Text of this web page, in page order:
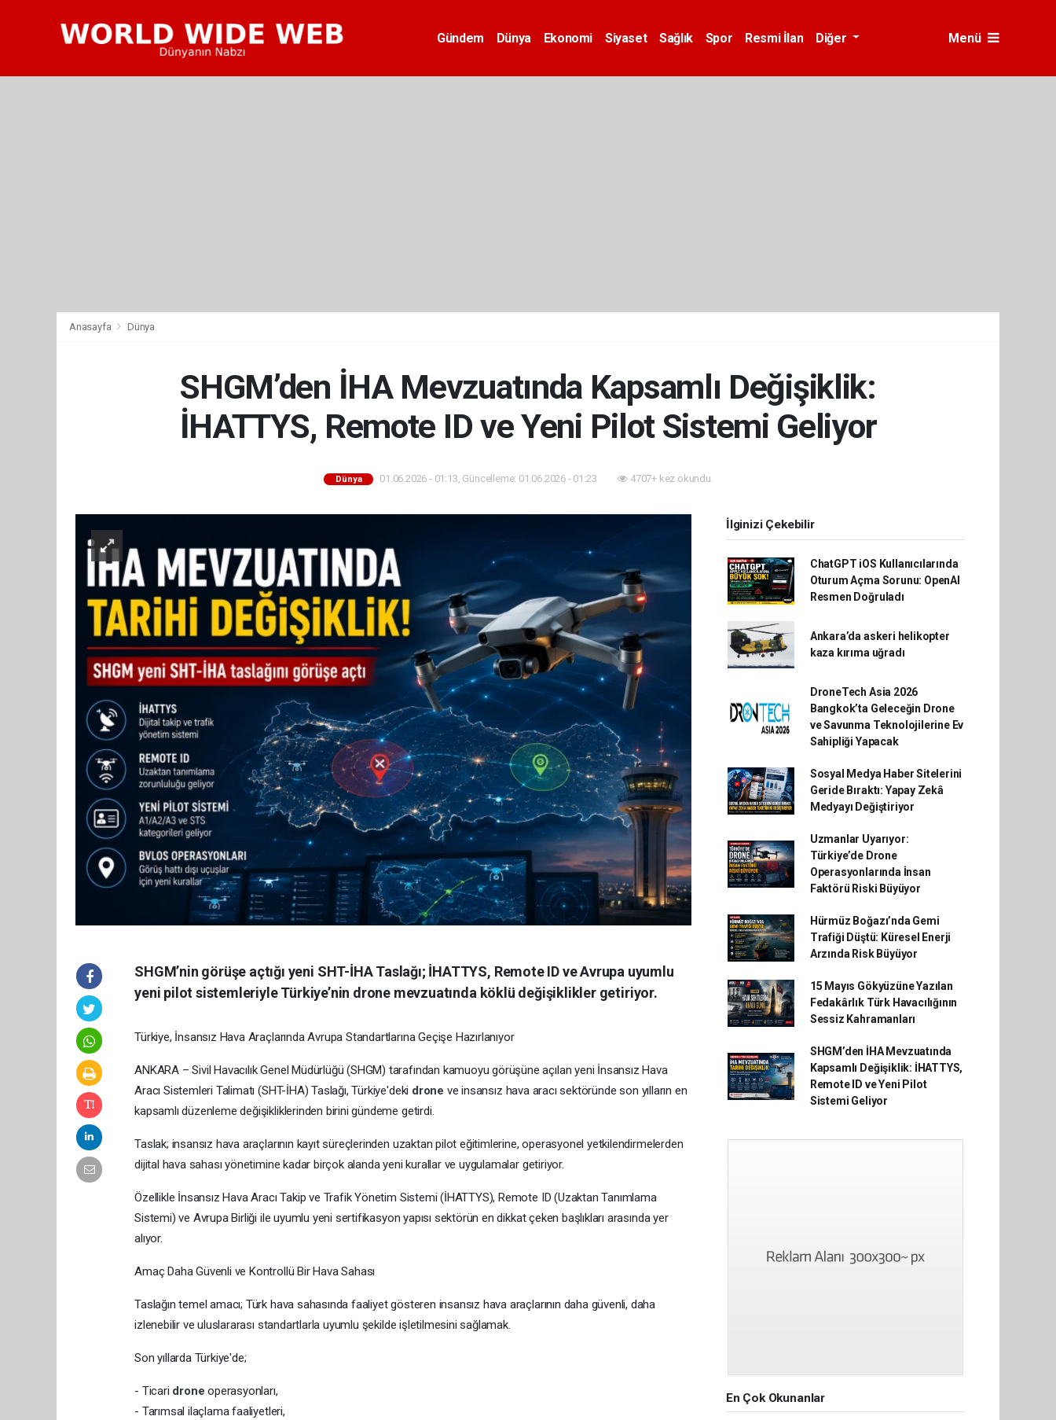
Gündem Dünya Ekonomi Siyaset Sağlık Spor Resmi İlan Diğer Menü
Anasayfa Dünya
SHGM’den İHA Mevzuatında Kapsamlı Değişiklik:
İHATTYS, Remote ID ve Yeni Pilot Sistemi Geliyor
Dünya 01.06.2026 - 01:13, Güncelleme: 01.06.2026 - 01:23 4707+ kez okundu.
SHGM’nin görüşe açtığı yeni SHT-İHA Taslağı; İHATTYS, Remote ID ve Avrupa uyumlu
yeni pilot sistemleriyle Türkiye’nin drone mevzuatında köklü değişiklikler getiriyor.
Türkiye, İnsansız Hava Araçlarında Avrupa Standartlarına Geçişe Hazırlanıyor
ANKARA – Sivil Havacılık Genel Müdürlüğü (SHGM) tarafından kamuoyu görüşüne açılan yeni İnsansız Hava
Aracı Sistemleri Talimatı (SHT-İHA) Taslağı, Türkiye'deki drone ve insansız hava aracı sektöründe son yılların en
kapsamlı düzenleme değişikliklerinden birini gündeme getirdi.
Taslak; insansız hava araçlarının kayıt süreçlerinden uzaktan pilot eğitimlerine, operasyonel yetkilendirmelerden
dijital hava sahası yönetimine kadar birçok alanda yeni kurallar ve uygulamalar getiriyor.
Özellikle İnsansız Hava Aracı Takip ve Trafik Yönetim Sistemi (İHATTYS), Remote ID (Uzaktan Tanımlama
Sistemi) ve Avrupa Birliği ile uyumlu yeni sertifikasyon yapısı sektörün en dikkat çeken başlıkları arasında yer
alıyor.
Amaç Daha Güvenli ve Kontrollü Bir Hava Sahası
Taslağın temel amacı; Türk hava sahasında faaliyet gösteren insansız hava araçlarının daha güvenli, daha
izlenebilir ve uluslararası standartlarla uyumlu şekilde işletilmesini sağlamak.
Son yıllarda Türkiye'de;
- Ticari droneoperasyonları,
- Tarımsal ilaçlama faaliyetleri,
İlginizi Çekebilir
ChatGPT iOS Kullanıcılarında
Oturum Açma Sorunu: OpenAI
Resmen Doğruladı
Ankara’da askeri helikopter
kaza kırıma uğradı
DroneTech Asia 2026
Bangkok’ta Geleceğin Drone
ve Savunma Teknolojilerine Ev
Sahipliği Yapacak
Sosyal Medya Haber Sitelerini
Geride Bıraktı: Yapay Zekâ
Medyayı Değiştiriyor
Uzmanlar Uyarıyor:
Türkiye’de Drone
Operasyonlarında İnsan
Faktörü Riski Büyüyor
Hürmüz Boğazı’nda Gemi
Trafiği Düştü: Küresel Enerji
Arzında Risk Büyüyor
15 Mayıs Gökyüzüne Yazılan
Fedakârlık Türk Havacılığının
Sessiz Kahramanları
SHGM’den İHA Mevzuatında
Kapsamlı Değişiklik: İHATTYS,
Remote ID ve Yeni Pilot
Sistemi Geliyor
En Çok Okunanlar